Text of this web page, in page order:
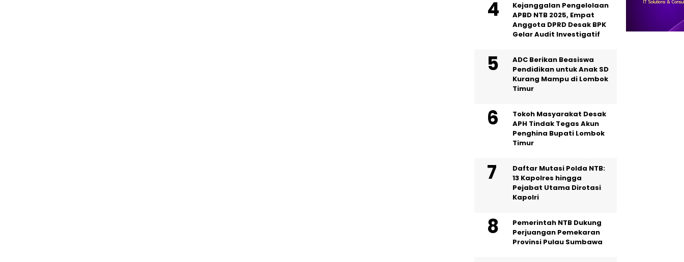
Kejanggalan Pengelolaan
APBD NTB 2025, Empat
Anggota DPRD Desak BPK
Gelar Audit Investigatif
ADC Berikan Beasiswa
Pendidikan untuk Anak SD
Kurang Mampu di Lombok
Timur
Tokoh Masyarakat Desak
APH Tindak Tegas Akun
Penghina Bupati Lombok
Timur
Daftar Mutasi Polda NTB:
13 Kapolres hingga
Pejabat Utama Dirotasi
Kapolri
Pemerintah NTB Dukung
Perjuangan Pemekaran
Provinsi Pulau Sumbawa